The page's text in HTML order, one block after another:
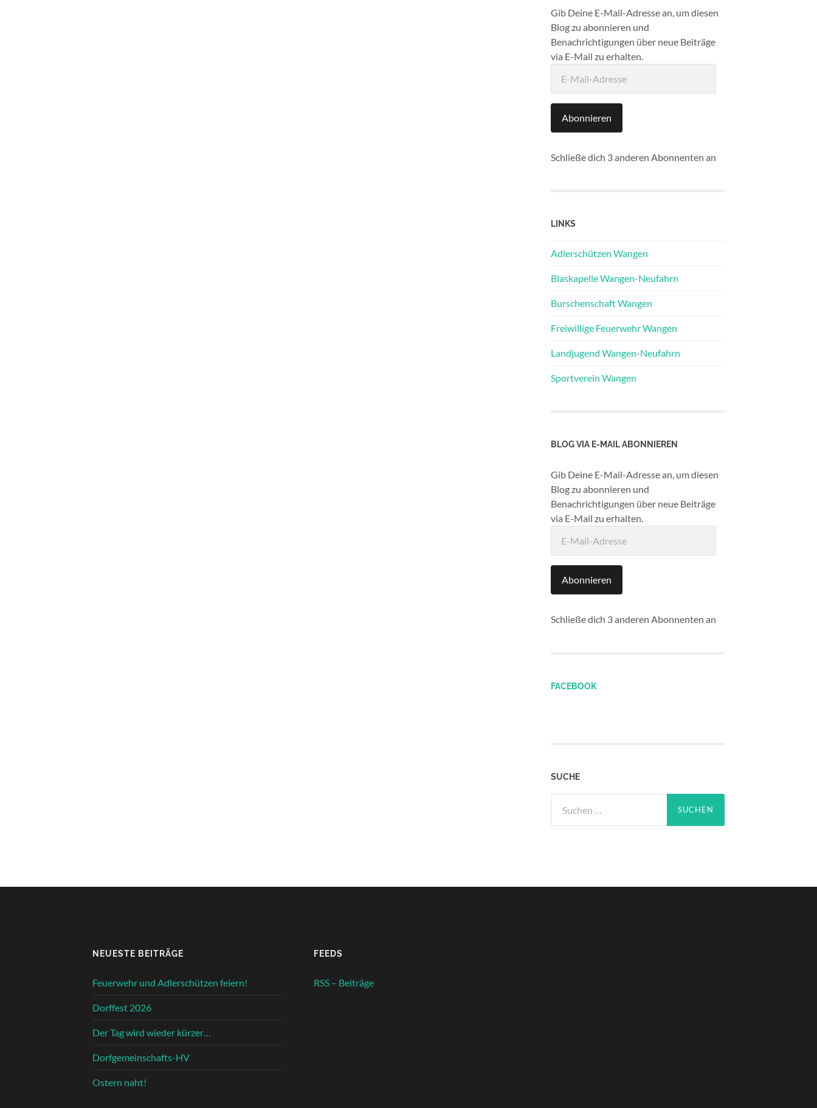
Gib Deine E-Mail-Adresse an, um diesen
Blog zu abonnieren und
Benachrichtigungen über neue Beiträge
via E-Mail zu erhalten.
Mail-
Abonnieren
Schließe dich 3 anderen Abonnenten an
LINKS
Adlerschützen Wangen
Blaskapelle Wangen-Neufahrn
Burschenschaft Wangen
Freiwillige Feuerwehr Wangen
Landjugend Wangen-Neufahrn
Sportverein Wangen
BLOG VIA E-MAIL ABONNIEREN
Gib Deine E-Mail-Adresse an, um diesen
Blog zu abonnieren und
Benachrichtigungen über neue Beiträge
via E-Mail zu erhalten.
Mail-
Abonnieren
Schließe dich 3 anderen Abonnenten an
FACEBOOK
SUCHE
nach:
NEUESTE BEITRÄGE
Feuerwehr und Adlerschützen feiern!
Dorffest 2026
Der Tag wird wieder kürzer…
Dorfgemeinschafts-HV
Ostern naht!
FEEDS
RSS – Beiträge